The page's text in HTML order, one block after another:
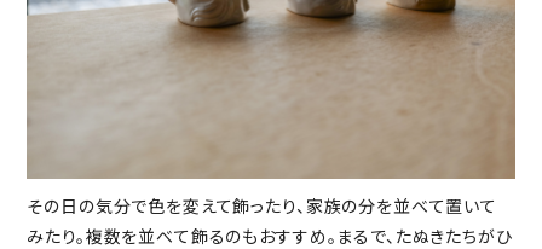
その日の気分で色を変えて飾ったり、家族の分を並べて置いて
みたり。複数を並べて飾るのもおすすめ。まるで、たぬきたちがひ